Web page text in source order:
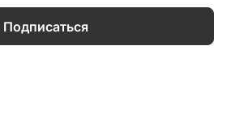
Подписаться